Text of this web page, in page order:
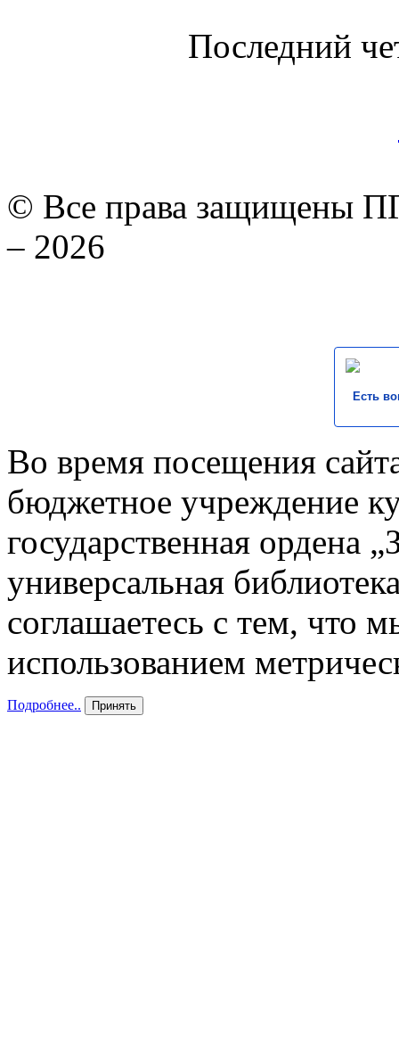
Последний
© Все права защищены
– 2026
Есть
Во время посещения
бюджетное учреждение
государственная ордена
универсальная
соглашаетесь с тем, что
использованием
Подробнее.. Принять